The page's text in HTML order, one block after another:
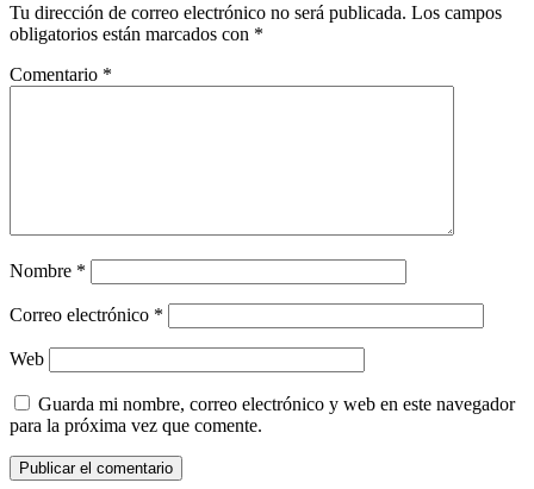
Tu dirección de correo electrónico no será publicada. Los campos
obligatorios están marcados con *
Comentario *
Nombre *
Correo electrónico *
Web
Guarda mi nombre, correo electrónico y web en este navegador
para la próxima vez que comente.